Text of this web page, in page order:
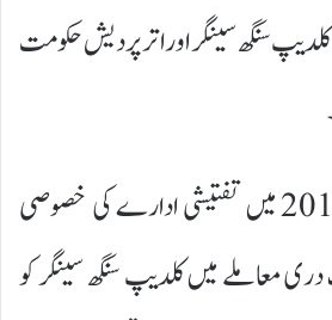
سنگھ سینگر اور اتر پردیش حکومت
واضح رہے کہ سال 2019 میں تفتیشی ادارے کی خصوصی
معاملے میں کلدیپ سنگھ سینگر کو